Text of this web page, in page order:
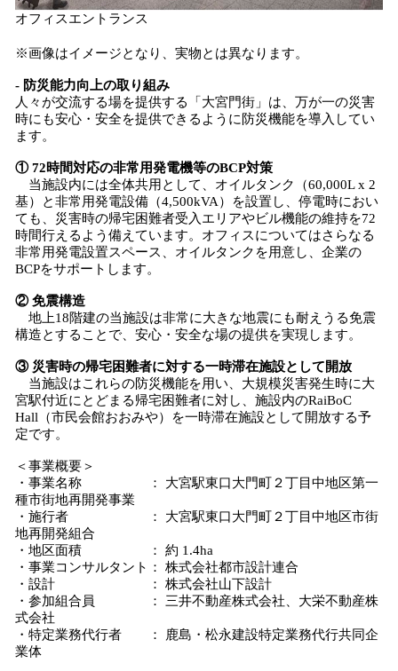
オフィスエントランス
※画像はイメージとなり、実物とは異なります。
- 防災能力向上の取り組み
人々が交流する場を提供する「大宮門街」は、万が一の災害
時にも安心・安全を提供できるように防災機能を導入してい
ます。
① 72時間対応の非常用発電機等のBCP対策
当施設内には全体共用として、オイルタンク（60,000L x 2
基）と非常用発電設備（4,500kVA）を設置し、停電時におい
ても、災害時の帰宅困難者受入エリアやビル機能の維持を72
時間行えるよう備えています。オフィスについてはさらなる
非常用発電設置スペース、オイルタンクを用意し、企業の
BCPをサポートします。
② 免震構造
地上18階建の当施設は非常に大きな地震にも耐えうる免震
構造とすることで、安心・安全な場の提供を実現します。
③ 災害時の帰宅困難者に対する一時滞在施設として開放
当施設はこれらの防災機能を用い、大規模災害発生時に大
宮駅付近にとどまる帰宅困難者に対し、施設内のRaiBoC
Hall（市民会館おおみや）を一時滞在施設として開放する予
定です。
＜事業概要＞
・事業名称 ： 大宮駅東口大門町２丁目中地区第一
種市街地再開発事業
・施行者 ： 大宮駅東口大門町２丁目中地区市街
地再開発組合
・地区面積 ： 約 1.4ha
・事業コンサルタント： 株式会社都市設計連合
・設計 ： 株式会社山下設計
・参加組合員 ： 三井不動産株式会社、大栄不動産株
式会社
・特定業務代行者 ： 鹿島・松永建設特定業務代行共同企
業体